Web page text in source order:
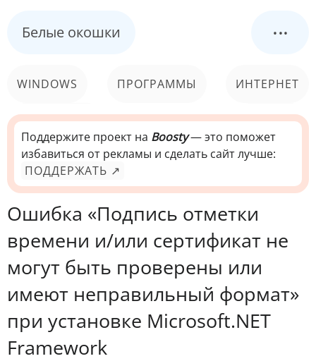
Белые окошки ...
WINDOWS ПРОГРАММЫ ИНТЕРНЕТ
КОМПЬЮТЕР
СИСТЕМА
Поддержите проект на Boosty— это поможет
избавиться от рекламы и сделать сайт лучше:
ПОДДЕРЖАТЬ ↗
Ошибка «Подпись отметки
времени и/или сертификат не
могут быть проверены или
имеют неправильный формат»
при установке Microsoft.NET
Framework